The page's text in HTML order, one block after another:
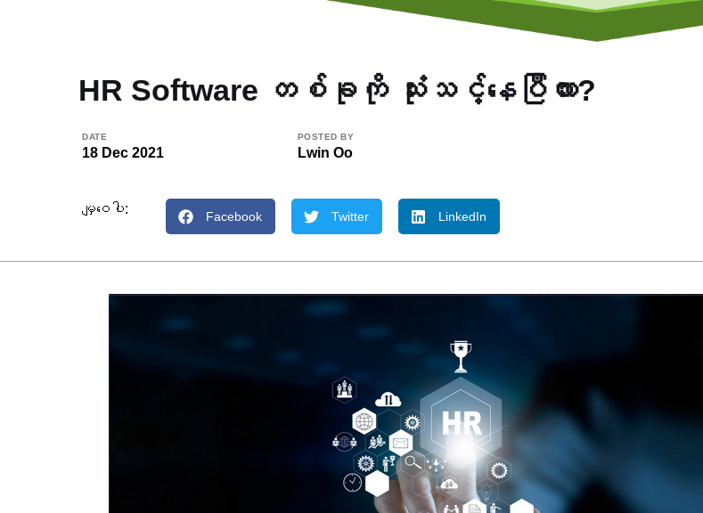
HR Software တစ်ခုကို သုံးသင့်နေပြီလား?
DATE
18 Dec 2021
POSTED BY
Lwin Oo
မျှဝေပါ: Facebook Twitter LinkedIn